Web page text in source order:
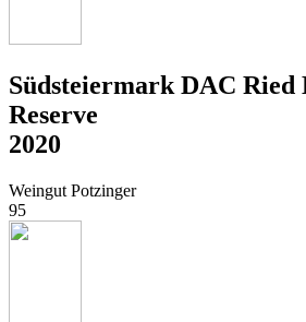
Südsteiermark DAC Ried
Reserve
2020
Weingut Potzinger
95